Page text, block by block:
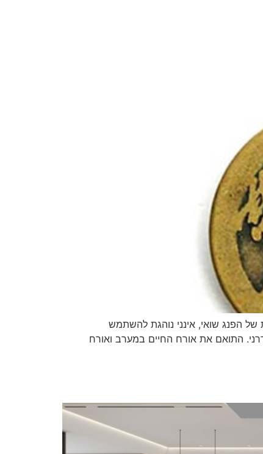
של הפנג שואי, אינני נוהגת להשתמש
התואם את אורח החיים במערב ואורח